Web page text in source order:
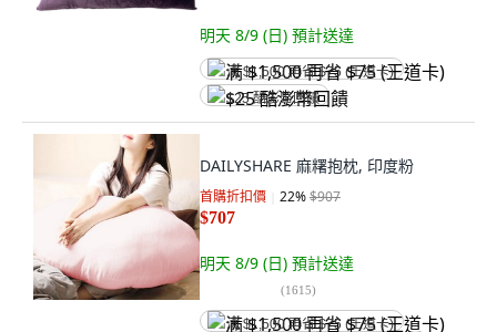
明天 8/9 (日) 預計送達
满 $1,500 再省 $75 (王道卡)
$25 酷澎幣回饋
DAILYSHARE 麻糬抱枕, 印度粉
首購折扣價 22%$907
$707
明天 8/9 (日) 預計送達
(1615)
满 $1,500 再省 $75 (王道卡)